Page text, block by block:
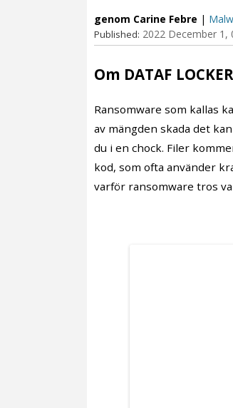
genom Carine Febre |
Published: 2022 December 1,
Om DATAF
Ransomware som kallas
av mängden skada det
du i en chock. Filer
kod, som ofta använder
varför ransomware tros